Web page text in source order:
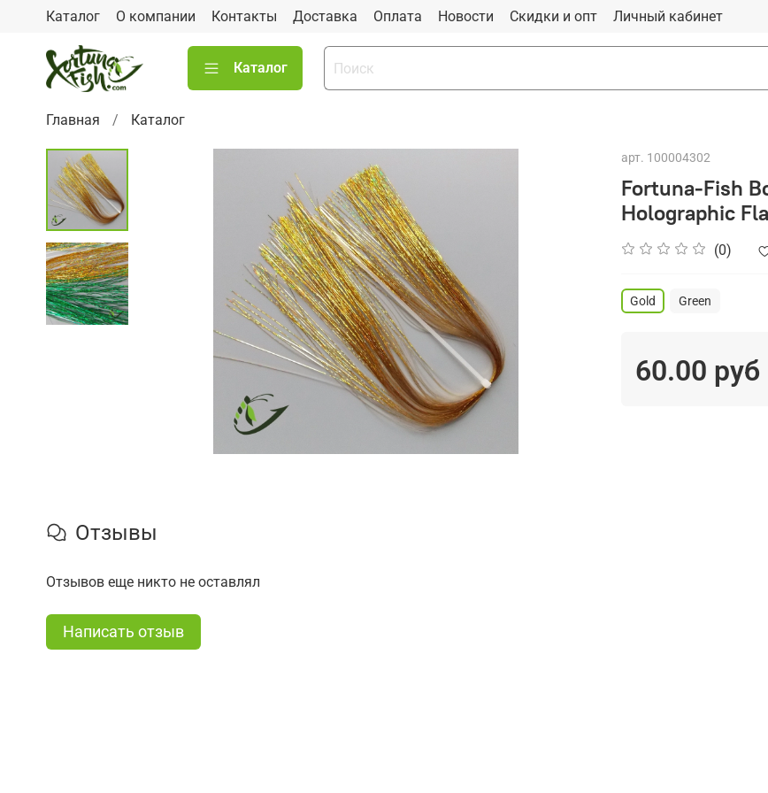
Каталог О компании Контакты Доставка Оплата Новости Скидки и опт Личный кабинет
Каталог
Главная Каталог
арт. 100004302
Fortuna-Fish
Holographic
(0)
Gold Green
60.00 руб
Отзывы
Отзывов еще никто не оставлял
Написать отзыв